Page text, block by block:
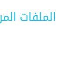
الملفات